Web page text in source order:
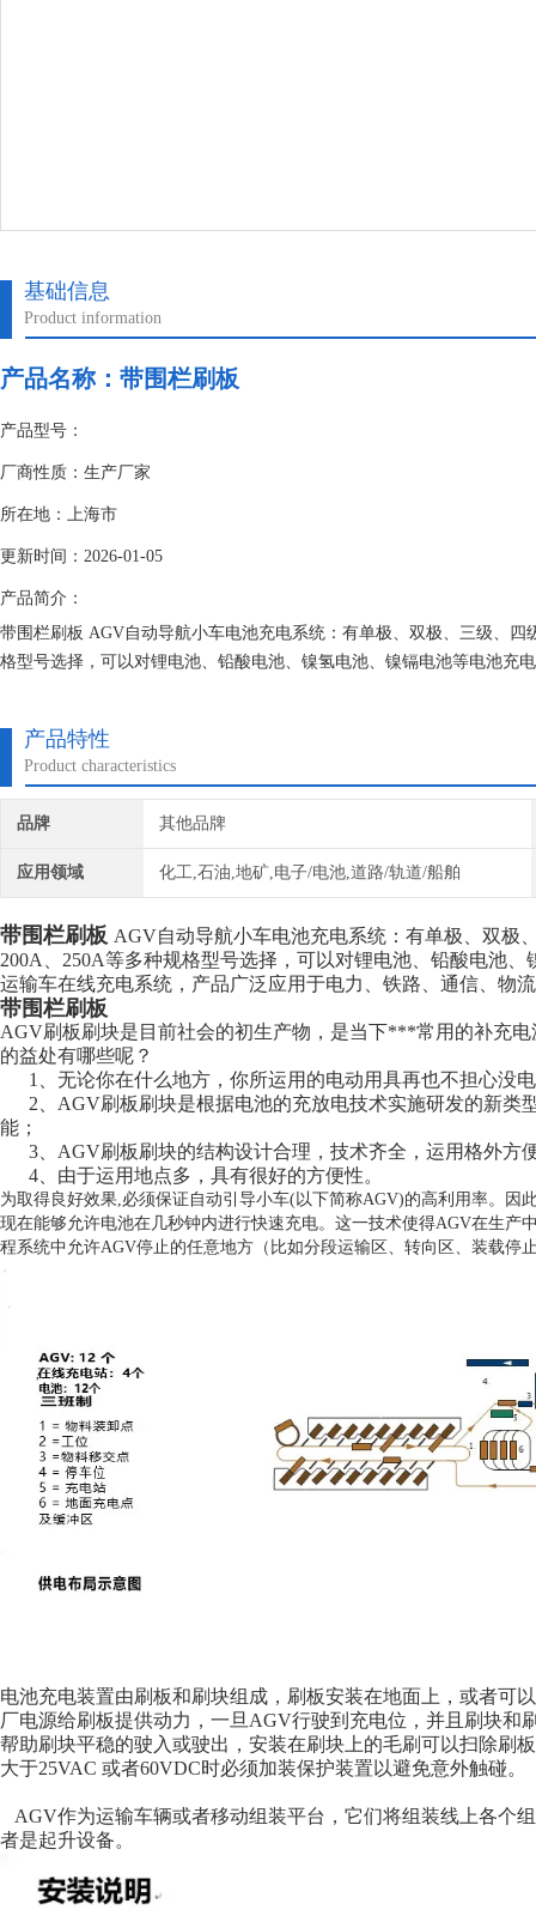
基础信息
Product information
产品名称： 带围栏刷板
产品型号：
厂商性质：生产厂家
所在地：上海市
更新时间：2026-01-05
产品简介：
带围栏刷板 AGV自动导航小车电池充电系统：有单极、双极、三级、四
格型号选择，可以对锂电池、铅酸电池、镍氢电池、镍镉电池等电池充
产品特性
Product characteristics
品牌 其他品牌
应用领域 化工,石油,地矿,电子/电池,道路/轨道/船舶
带围栏刷板 AGV自动导航小车电池充电系统：有单极、双极
200A、250A等多种规格型号选择，可以对锂电池、铅酸电池
运输车在线充电系统，产品广泛应用于电力、铁路、通信、物
带围栏刷板
AGV刷板刷块是目前社会的初生产物，是当下***常用的补充
的益处有哪些呢？
1、无论你在什么地方，你所运用的电动用具再也不担心没
2、AGV刷板刷块是根据电池的充放电技术实施研发的新类
能；
3、AGV刷板刷块的结构设计合理，技术齐全，运用格外方
4、由于运用地点多，具有很好的方便性。
为取得良好效果,必须保证自动引导小车(以下简称AGV)的高利用率。
现在能够允许电池在几秒钟内进行快速充电。这一技术使得AGV在生
程系统中允许AGV停止的任意地方（比如分段运输区、转向区、装载停
电池充电装置由刷板和刷块组成，刷板安装在地面上，或者可
厂电源给刷板提供动力，一旦AGV行驶到充电位，并且刷块
帮助刷块平稳的驶入或驶出，安装在刷块上的毛刷可以扫除刷
大于25VAC 或者60VDC时必须加装保护装置以避免意外触碰。
AGV作为运输车辆或者移动组装平台，它们将组装线上各个
者是起升设备。